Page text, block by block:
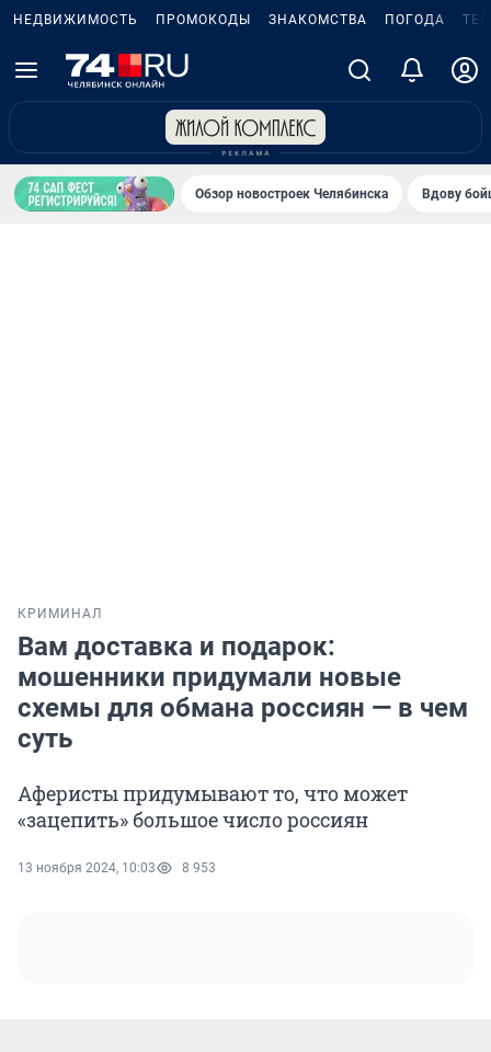
НЕДВИЖИМОСТЬ ПРОМОКОДЫ ЗНАКОМСТВА ПОГОДА
Обзор новостроек Челябинска Вдову
КРИМИНАЛ
Вам доставка и подарок:
мошенники придумали новые
схемы для обмана россиян — в чем
суть
Аферисты придумывают то, что может
«зацепить» большое число россиян
13 ноября 2024, 10:03 8 953